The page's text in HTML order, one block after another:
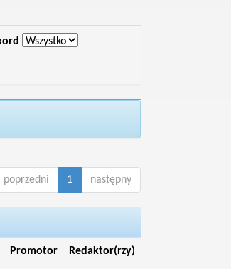
poprzedni 1 następny
Promotor Redaktor(rzy)